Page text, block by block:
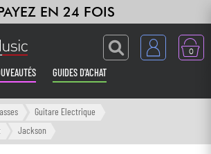
EN 24 FOIS
0
GUIDES D'ACHAT
Guitare Electrique
Jackson